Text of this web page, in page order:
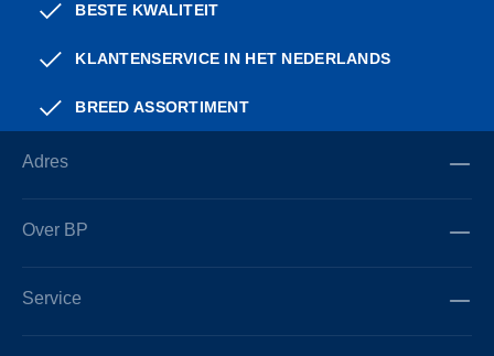
BESTE KWALITEIT
KLANTENSERVICE IN HET NEDERLANDS
BREED ASSORTIMENT
Adres
Over BP
Service